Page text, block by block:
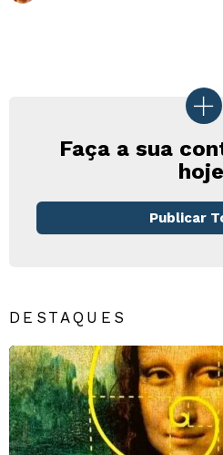
Faça a sua
Publicar
DESTAQUES